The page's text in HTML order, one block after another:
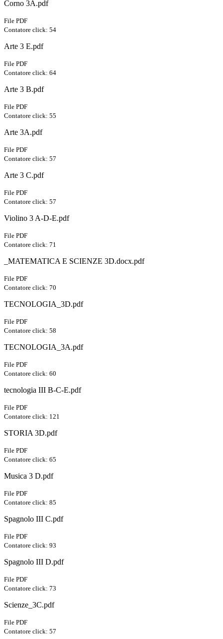
Corno 3A.pdf
File PDF
Contatore click: 54
Arte 3 E.pdf
File PDF
Contatore click: 64
Arte 3 B.pdf
File PDF
Contatore click: 55
Arte 3A.pdf
File PDF
Contatore click: 57
Arte 3 C.pdf
File PDF
Contatore click: 57
Violino 3 A-D-E.pdf
File PDF
Contatore click: 71
_MATEMATICA E SCIENZE 3D.docx.pdf
File PDF
Contatore click: 70
TECNOLOGIA_3D.pdf
File PDF
Contatore click: 58
TECNOLOGIA_3A.pdf
File PDF
Contatore click: 60
tecnologia III B-C-E.pdf
File PDF
Contatore click: 121
STORIA 3D.pdf
File PDF
Contatore click: 65
Musica 3 D.pdf
File PDF
Contatore click: 85
Spagnolo III C.pdf
File PDF
Contatore click: 93
Spagnolo III D.pdf
File PDF
Contatore click: 73
Scienze_3C.pdf
File PDF
Contatore click: 57